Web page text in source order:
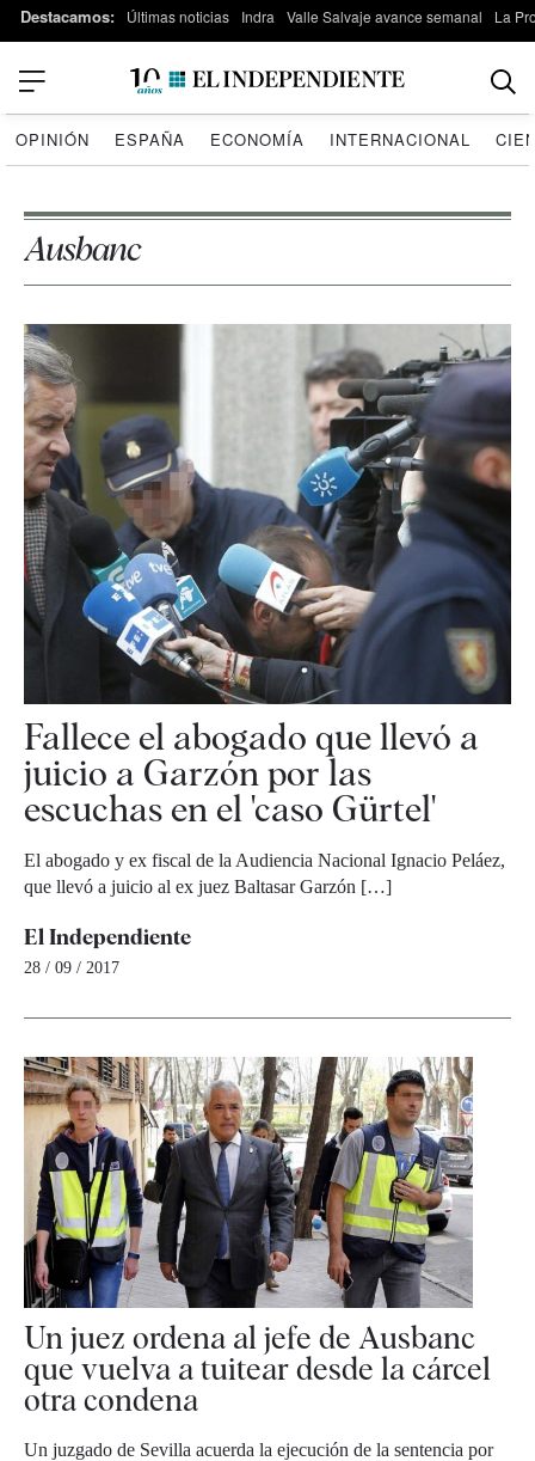
Destacamos: Últimas noticias Indra Valle Salvaje avance semanal La
OPINIÓN ESPAÑA ECONOMÍA INTERNACIONAL
Ausbanc
Fallece el abogado que llevó a
juicio a Garzón por las
escuchas en el 'caso Gürtel'
El abogado y ex fiscal de la Audiencia Nacional Ignacio Peláez,
que llevó a juicio al ex juez Baltasar Garzón […]
El Independiente
28 / 09 / 2017
Un juez ordena al jefe de Ausbanc
que vuelva a tuitear desde la cárcel
otra condena
Un juzgado de Sevilla acuerda la ejecución de la sentencia por